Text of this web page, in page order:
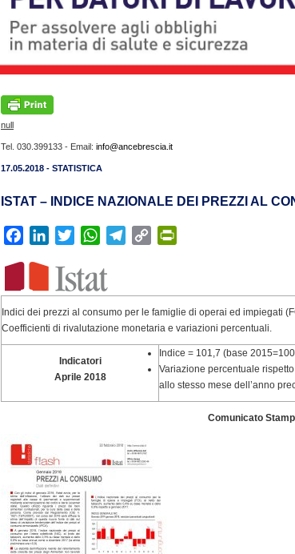
null
Tel. 030.399133 - Email: info@ancebrescia.it
17.05.2018 - STATISTICA
ISTAT – INDICE NAZIONALE DEI PREZZI AL
e
b
o
k
e
d
i
t
t
e
W
a
t
s
A
e
g
r
C
y
L
i
n
t
F
r
i
e
Indici dei prezzi al consumo per le famiglie di operai ed impiegati
Coefficienti di rivalutazione monetaria e variazioni percentuali.
Indicatori
Aprile 2018
Indice = 101,7 (base
Variazione percentuale rispetto
allo stesso mese dell’anno
Comunicato